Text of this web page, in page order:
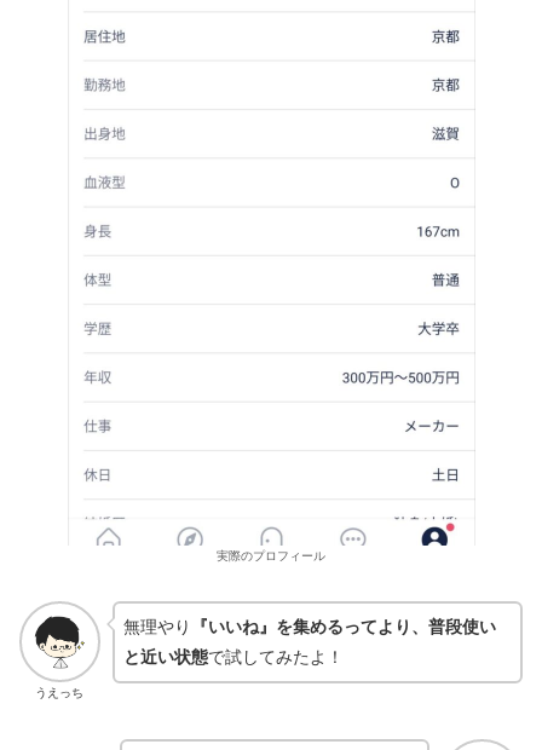
実際のプロフィール
うえっち
無理やり
『いいね』を集めるってより、普段使い
と近い状態で試してみたよ！